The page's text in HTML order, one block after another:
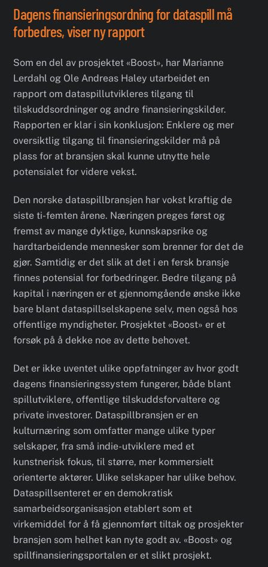
Dagens finansieringsordning for dataspill må
forbedres, viser ny rapport
Som en del av prosjektet «Boost», har Marianne
Lerdahl og Ole Andreas Haley utarbeidet en
rapport om dataspillutvikleres tilgang til
tilskuddsordninger og andre finansieringskilder.
Rapporten er klar i sin konklusjon: Enklere og mer
oversiktlig tilgang til finansieringskilder må på
plass for at bransjen skal kunne utnytte hele
potensialet for videre vekst.
Den norske dataspillbransjen har vokst kraftig de
siste ti-femten årene. Næringen preges først og
fremst av mange dyktige, kunnskapsrike og
hardtarbeidende mennesker som brenner for det de
gjør. Samtidig er det slik at det i en fersk bransje
finnes potensial for forbedringer. Bedre tilgang på
kapital i næringen er et gjennomgående ønske ikke
bare blant dataspillselskapene selv, men også hos
offentlige myndigheter. Prosjektet «Boost» er et
forsøk på å dekke noe av dette behovet.
Det er ikke uventet ulike oppfatninger av hvor godt
dagens finansieringssystem fungerer, både blant
spillutviklere, offentlige tilskuddsforvaltere og
private investorer. Dataspillbransjen er en
kulturnæring som omfatter mange ulike typer
selskaper, fra små indie-utviklere med et
kunstnerisk fokus, til større, mer kommersielt
orienterte aktører. Ulike selskaper har ulike behov.
Dataspillsenteret er en demokratisk
samarbeidsorganisasjon etablert som et
virkemiddel for å få gjennomført tiltak og prosjekter
bransjen som helhet kan nyte godt av. «Boost» og
spillfinansieringsportalen er et slikt prosjekt.